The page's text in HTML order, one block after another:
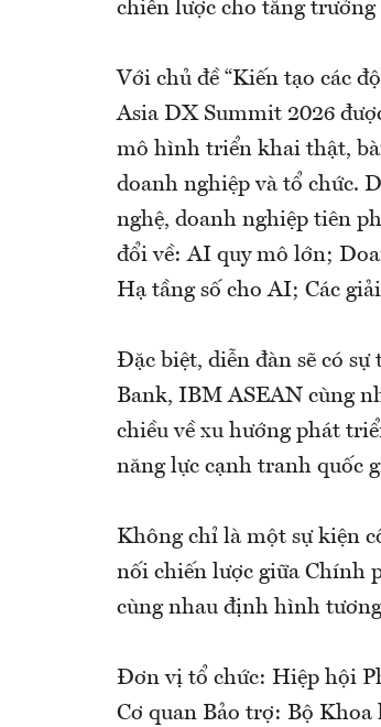
chiến lược cho tăng
Với chủ đề “Kiến tạo các
Asia DX Summit 2026
mô hình triển khai thật,
doanh nghiệp và tổ chức.
nghệ, doanh nghiệp tiên
đổi về: AI quy mô lớn;
Hạ tầng số cho AI; Các
Đặc biệt, diễn đàn sẽ có
Bank, IBM ASEAN cùng
chiều về xu hướng phát
năng lực cạnh tranh quốc
Không chỉ là một sự kiện
nối chiến lược giữa Chính
cùng nhau định hình
Đơn vị tổ chức: Hiệp hội
Cơ quan Bảo trợ: Bộ Khoa